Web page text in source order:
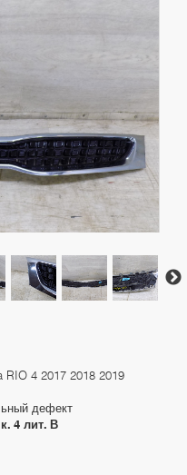
RIO 4 2017 2018 2019
дефект
4 лит. В